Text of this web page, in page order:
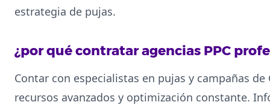
estrategia de pujas.
¿por qué contratar agencias PPC
Contar con especialistas en pujas y campañas
recursos avanzados y optimización constante.